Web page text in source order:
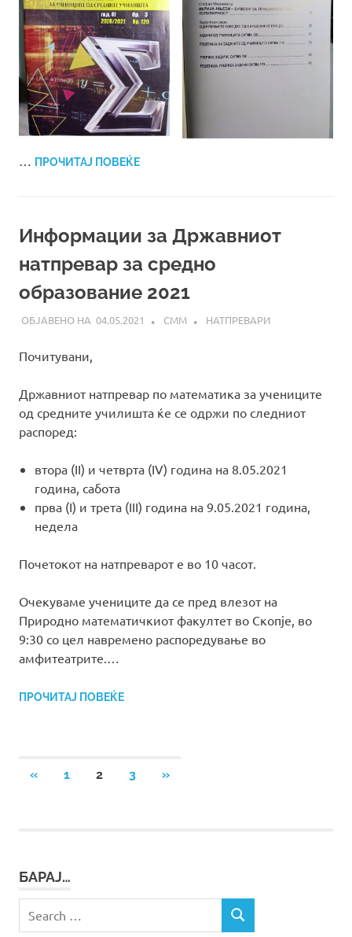
… ПРОЧИТАЈ ПОВЕЌЕ
Информации за Државниот
натпревар за средно
образование 2021
04.05.2021 СММ НАТПРЕВАРИ
Почитувани,
Државниот натпревар по математика за учениците
од средните училишта ќе се одржи по следниот
распоред:
втора (II) и четврта (IV) година на 8.05.2021
година, сабота
прва (I) и трета (III) година на 9.05.2021 година,
недела
Почетокот на натпреварот е во 10 часот.
Очекуваме учениците да се пред влезот на
Природно математичкиот факултет во Скопје, во
9:30 со цел навремено распоредување во
амфитеатрите.…
ПРОЧИТАЈ ПОВЕЌЕ
Posts
«PREVIOUS
1 2 3
NEXT
»
БАРАЈ…
SEARCH